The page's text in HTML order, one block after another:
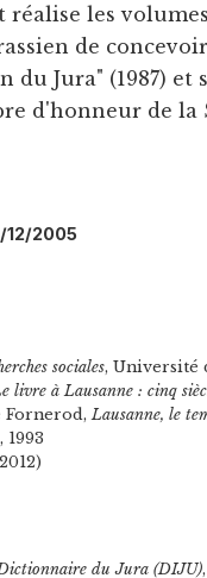
les
de
Jura" (1987) et
d'honneur de la
12/2005
sociales, Université
livre à Lausanne : cinq
Fornerod,Lausanne, le
1993
du Jura (DIJU),